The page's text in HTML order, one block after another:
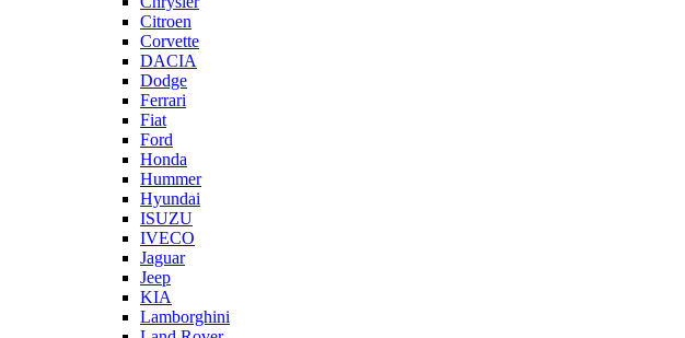
Citroen
Corvette
DACIA
Dodge
Ferrari
Fiat
Ford
Honda
Hummer
Hyundai
ISUZU
IVECO
Jaguar
Jeep
KIA
Lamborghini